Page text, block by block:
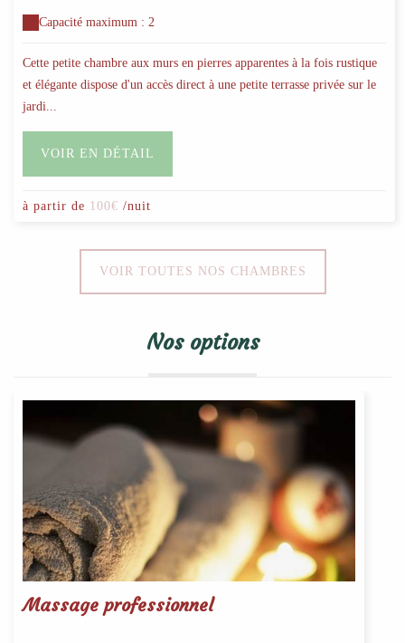
Capacité maximum : 2
Cette petite chambre aux murs en pierres apparentes à la fois rustique
et élégante dispose d'un accès direct à une petite terrasse privée sur le
jardi...
VOIR EN DÉTAIL
à partir de 100€ /nuit
VOIR TOUTES NOS CHAMBRES
Nos options
Massage professionnel